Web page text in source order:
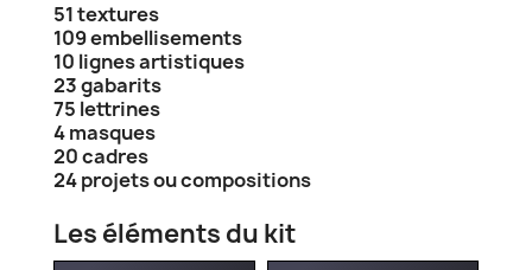
51 textures
109 embellisements
10 lignes artistiques
23 gabarits
75 lettrines
4 masques
20 cadres
24 projets ou compositions
Les éléments du kit